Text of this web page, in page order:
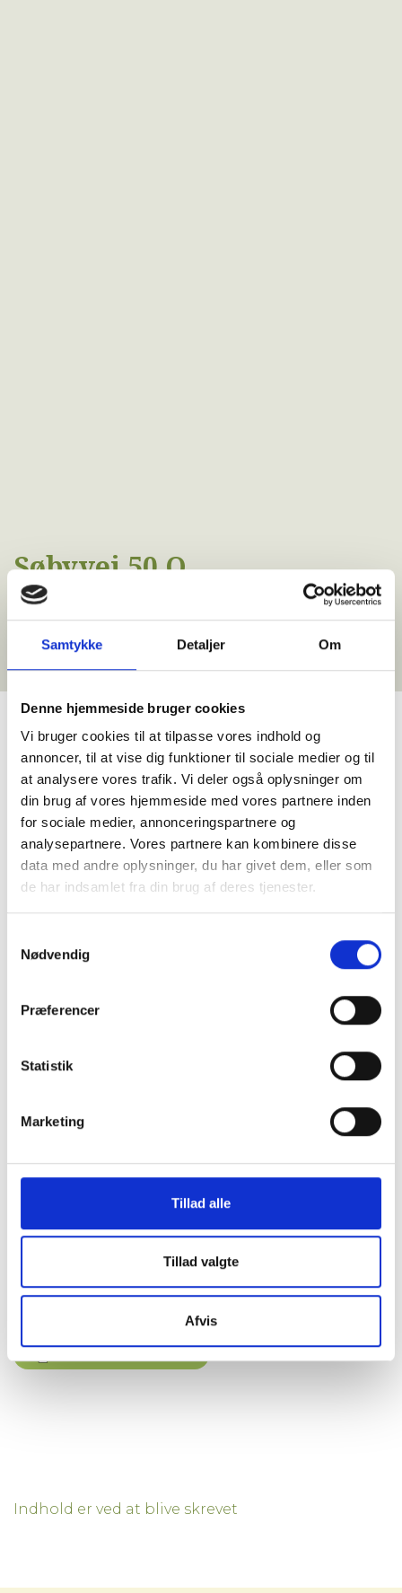
Samtykke Detaljer Om
Denne hjemmeside bruger cookies
Vi bruger cookies til at tilpasse vores indhold og
annoncer, til at vise dig funktioner til sociale medier og til
at analysere vores trafik. Vi deler også oplysninger om
din brug af vores hjemmeside med vores partnere inden
for sociale medier, annonceringspartnere og
analysepartnere. Vores partnere kan kombinere disse
data med andre oplysninger, du har givet dem, eller som
de har indsamlet fra din brug af deres tjenester.
Nødvendig
Præferencer
Statistik
Marketing
Tillad alle
Tillad valgte
Afvis
Søbyvej 50 Q
Højslev
FAKTA
Areal
16.4 m²
Indhold er ved at blive skrevet